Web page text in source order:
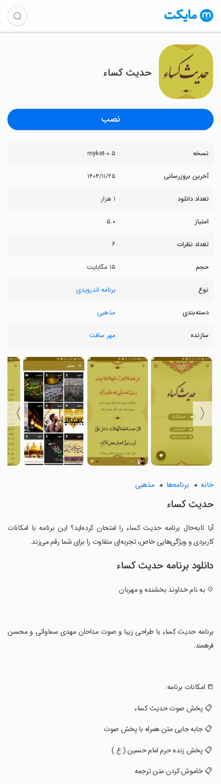
حدیث کساء
نصب
نسخه myket-۰.۵
آخرین بروزرسانی ۱۴۰۴/۱۱/۲۵
تعداد دانلود ۱ هزار
امتیاز ۵.۰
تعداد نظرات ۶
حجم ۱۵ مگابایت
نوع برنامه اندرویدی
دسته‌بندی مذهبی
سازنده مهر سافت
〈
〉
خانه برنامه‌ها مذهبی
حدیث کساء
آیا تابه‌حال برنامه حدیث کساء را امتحان کرده‌اید؟ این برنامه با امکانات
کاربردی و ویژگی‌هایی خاص، تجربه‌ای متفاوت را برای شما رقم می‌زند.
دانلود برنامه حدیث کساء
💠 به نام خداوند بخشنده و مهربان
‏برنامه حدیث کساء با طراحی زیبا و صوت مداحان مهدی سماواتی و محسن
فرهمند.
‏📒 امکانات برنامه:
‏ 📋 پخش صوت حدیث کساء
‏ 📋 جابه جایی متن همراه با پخش صوت
‏ 📋 پخش زنده حرم امام حسین ( ع )
‏ 📋 خاموش کردن متن ترجمه